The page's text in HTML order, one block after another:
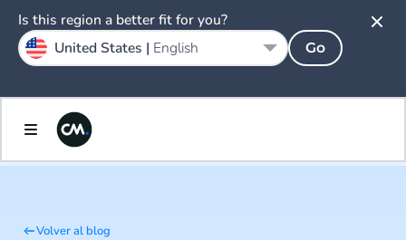
Volver al blog
Is this region a better fit for you?
United States | English Go